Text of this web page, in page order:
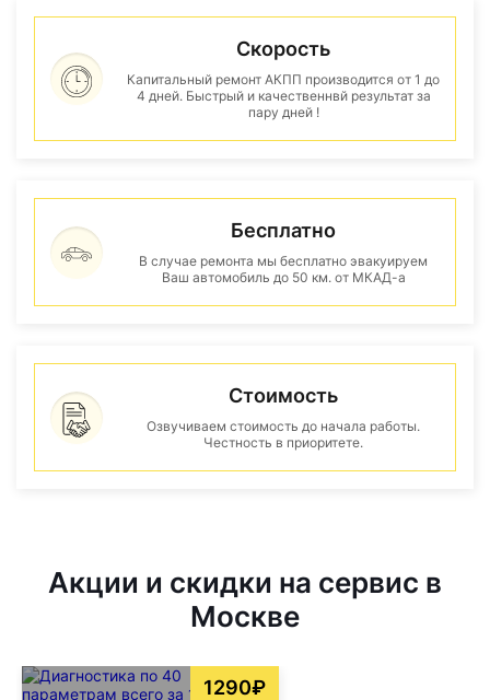
Скорость
Капитальный ремонт АКПП производится от 1 до
4 дней. Быстрый и качественнвй результат за
пару дней !
Бесплатно
В случае ремонта мы бесплатно эвакуируем
Ваш автомобиль до 50 км. от МКАД-а
Стоимость
Озвучиваем стоимость до начала работы.
Честность в приоритете.
Акции и скидки на сервис в
Москве
1290₽